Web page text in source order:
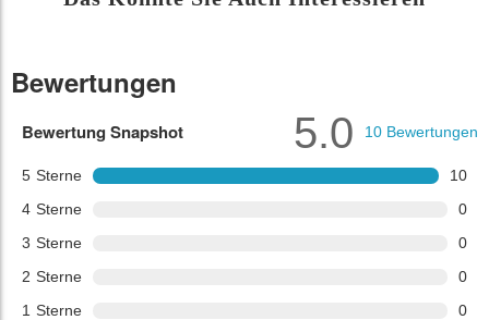
Bewertungen
Bewertung Snapshot
5 Sterne
10
4 Sterne
0
3 Sterne
0
2 Sterne
0
1 Sterne 0
5.0 10 Bewertungen